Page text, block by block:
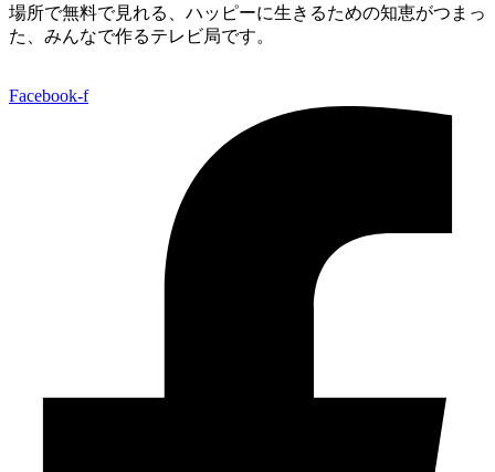
場所で無料で見れる、 ハッピーに生きるための知恵がつまっ
た、みんなで作るテレビ局です。
Facebook-f